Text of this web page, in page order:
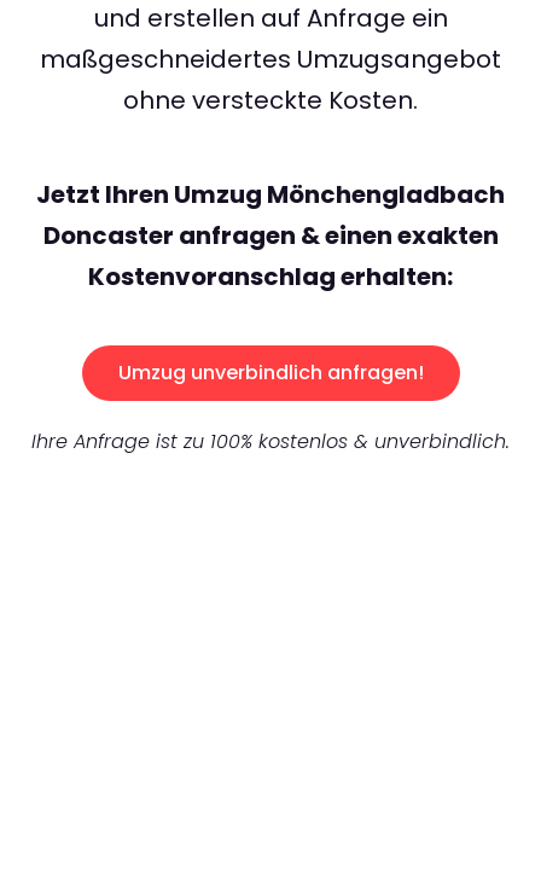
und erstellen auf Anfrage ein
maßgeschneidertes Umzugsangebot
ohne versteckte Kosten.
Jetzt Ihren Umzug Mönchengladbach
Doncaster anfragen & einen exakten
Kostenvoranschlag erhalten:
Umzug unverbindlich anfragen!
Ihre Anfrage ist zu 100% kostenlos & unverbindlich.